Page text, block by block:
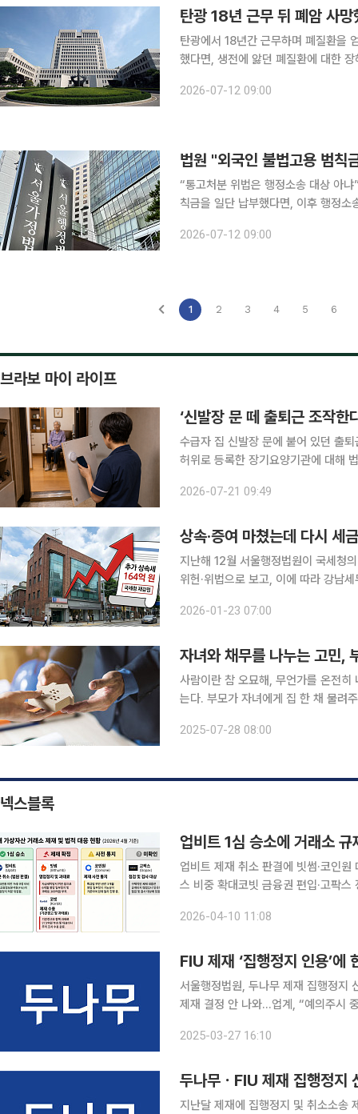
탄광에서 18년간 근무하며 폐질환을
했다면, 생전에 앓던 폐질환에 대한
기대하기 어려워 증상이 ‘고정’된 경
2026-07-12 09:00
법원 "외국인 불법고용 범칙
“통고처분 위법은 행정소송 대상 아냐”…원고 소 각하 외국인을 불법
칙금을 일단 납부했다면, 이후 행정
2026-07-12 09:00
1 2 3 4 5 6
브라보 마이 라이프
‘신발장 문 떼 출퇴근 조작한
수급자 집 신발장 문에 붙어 있던 출
허위로 등록한 장기요양기관에 대해
보험공단을 상대로 낸 장기요양급여
2026-07-21 09:49
상속·증여 마쳤는데 다시 세
지난해 12월 서울행정법원이 국세청
위헌·위법으로 보고, 이에 따라 강남
사정은 무엇인지, 꼬마빌딩의 상속·증
2026-01-23 07:00
자녀와 채무를 나누는 고민,
사람이란 참 오묘해, 무언가를 온전
는다. 부모가 자녀에게 집 한 채 물려주는 일도 마찬가지다. “내 집을 줄게”라는 말은 쉬워도, 그 뒤
2025-07-28 08:00
넥스블록
업비트 1심 승소에 거래소
업비트 제재 취소 판결에 빗썸·코인
스 비중 확대코빗 금융권 편입·고팍스 정상화 과
법원은 9일 금융정보분석원(FIU)이
2026-04-10 11:08
FIU 제재 ‘집행정지 인용’에
서울행정법원, 두나무 제재 집행정지
제재 결정 안 나와…업계, “예의주시 중” 서울행정법원이 지난달 두나무가 금융위원회 금융
대한 과태료 결정도 당초 예상보다 늦
2025-03-27 16:10
두나무ㆍFIU 제재 집행정지
지난달 제재에 집행정지 및 취소소송